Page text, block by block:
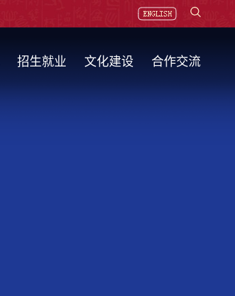
招生就业 文化建设 合作交流